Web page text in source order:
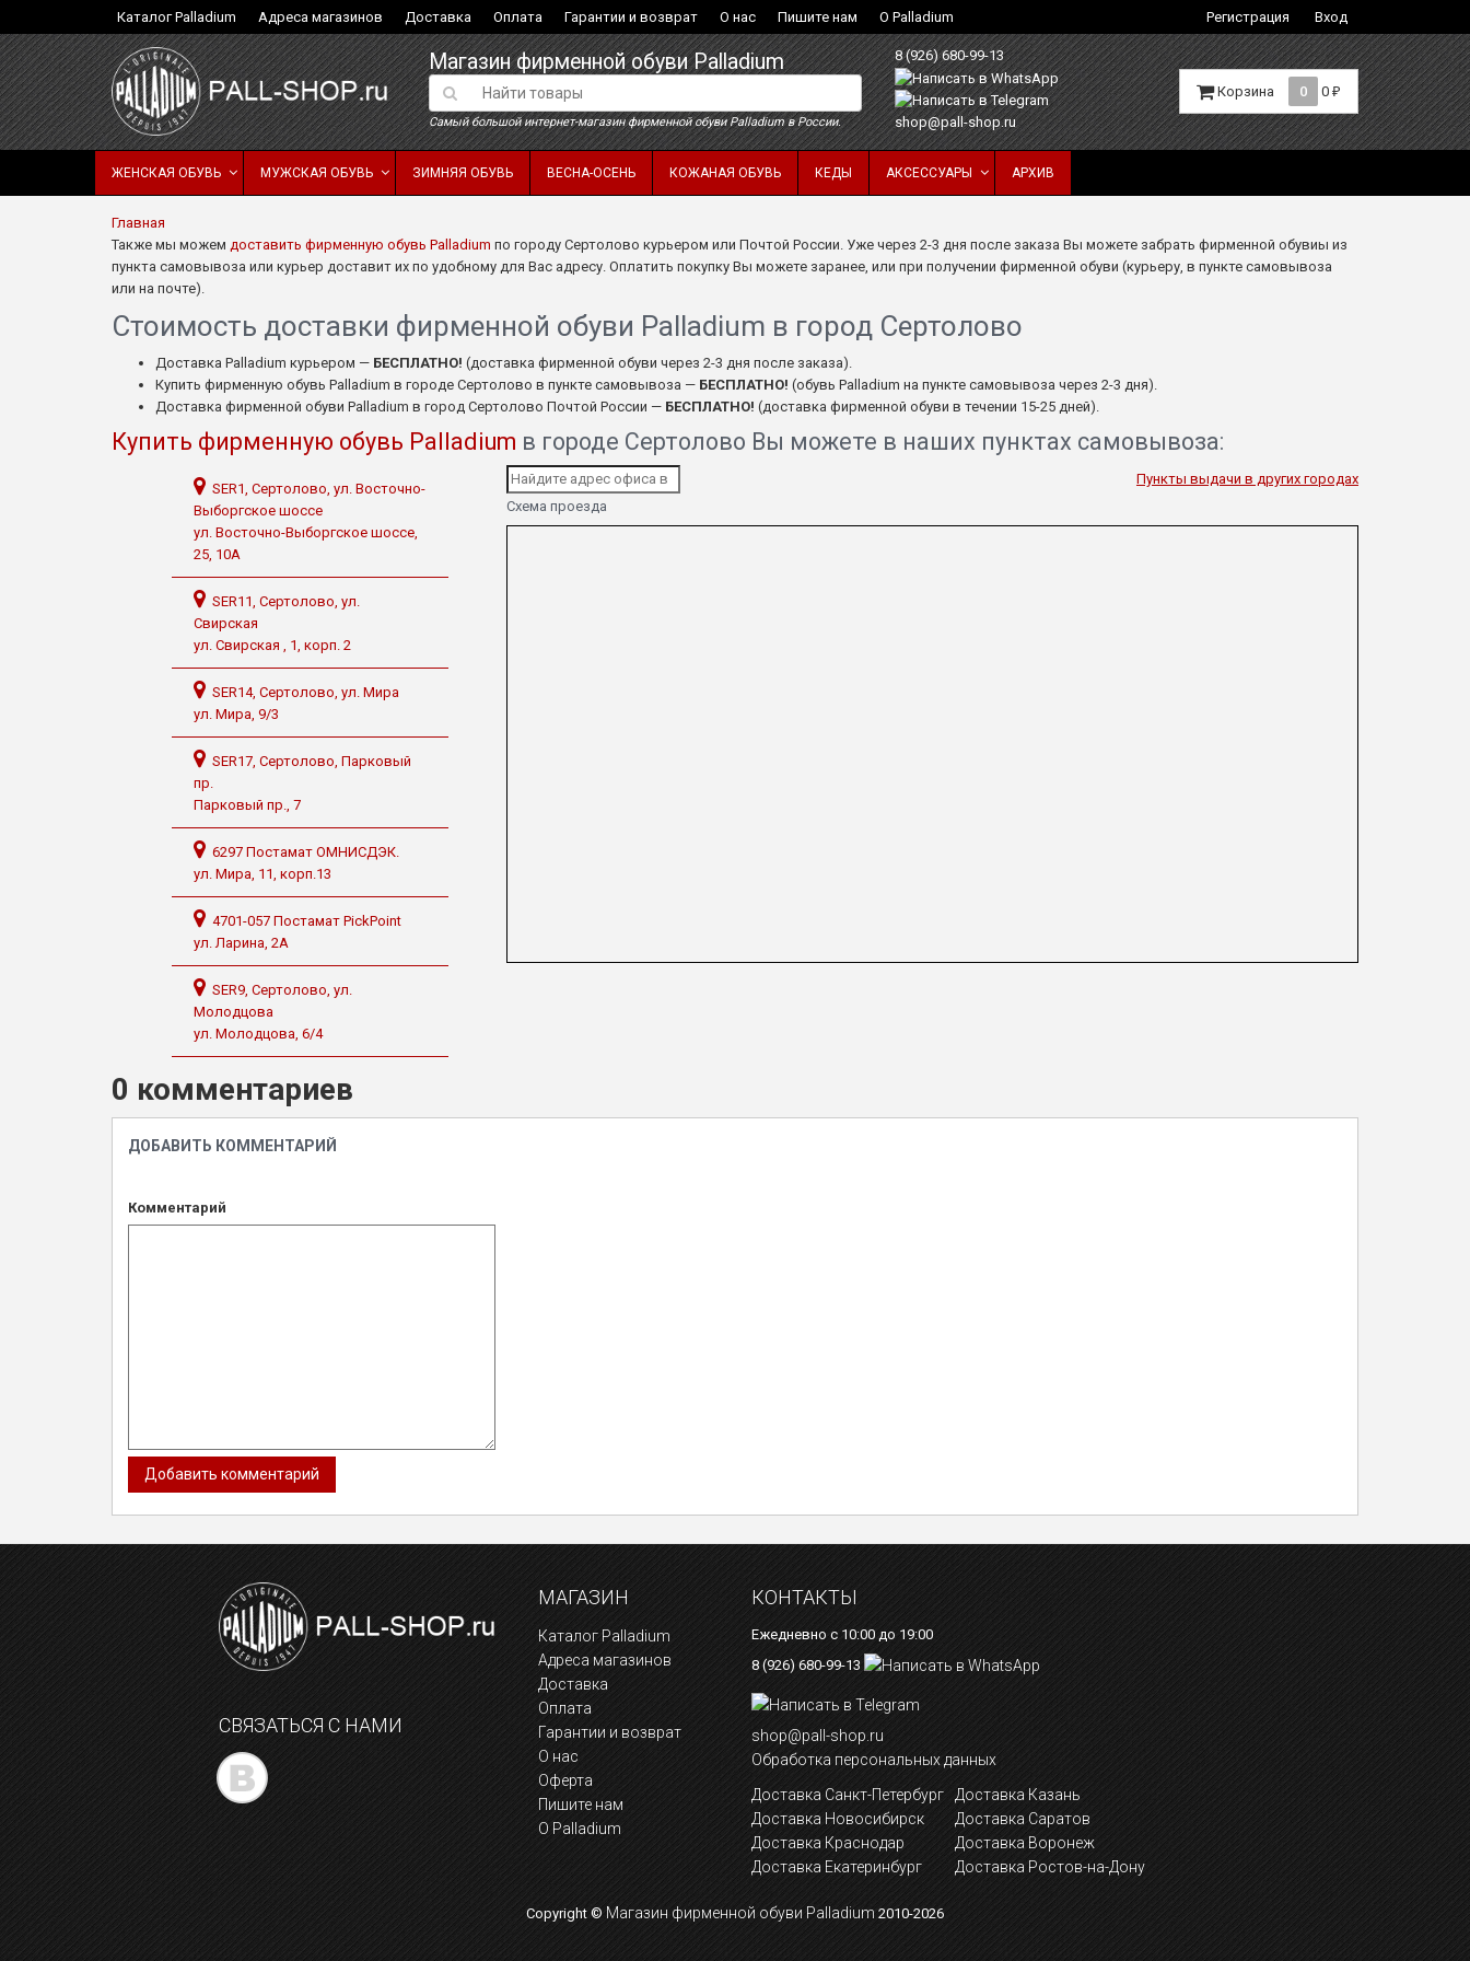
Каталог Palladium Адреса магазинов Доставка Оплата Гарантии и возврат О нас Пишите нам О Palladium Регистрация Вход
Магазин фирменной обуви Palladium
Самый большой интернет-магазин фирменной обуви Palladium в России.
8 (926) 680-99-13
shop@pall-shop.ru
Корзина 0 0 ₽
ЖЕНСКАЯ ОБУВЬ МУЖСКАЯ ОБУВЬ ЗИМНЯЯ ОБУВЬ ВЕСНА-ОСЕНЬ КОЖАНАЯ ОБУВЬ КЕДЫ АКСЕССУАРЫ АРХИВ
Главная
Также мы можем доставить фирменную обувь Palladium по городу Сертолово курьером или Почтой России. Уже через 2-3 дня после заказа Вы можете забрать фирменной обувиы из
пункта самовывоза или курьер доставит их по удобному для Вас адресу. Оплатить покупку Вы можете заранее, или при получении фирменной обуви (курьеру, в пункте самовывоза
или на почте).
Стоимость доставки фирменной обуви Palladium в город Сертолово
Доставка Palladium курьером — БЕСПЛАТНО! (доставка фирменной обуви через 2-3 дня после заказа).
Купить фирменную обувь Palladium в городе Сертолово в пункте самовывоза — БЕСПЛАТНО! (обувь Palladium на пункте самовывоза через 2-3 дня).
Доставка фирменной обуви Palladium в город Сертолово Почтой России — БЕСПЛАТНО! (доставка фирменной обуви в течении 15-25 дней).
Купить фирменную обувь Palladium в городе Сертолово Вы можете в наших пунктах самовывоза:
SER1, Сертолово, ул. Восточно-
Выборгское шоссе
ул. Восточно-Выборгское шоссе,
25, 10А
SER11, Сертолово, ул.
Свирская
ул. Свирская , 1, корп. 2
SER14, Сертолово, ул. Мира
ул. Мира, 9/3
SER17, Сертолово, Парковый
пр.
Парковый пр., 7
6297 Постамат ОМНИСДЭК.
ул. Мира, 11, корп.13
4701-057 Постамат PickPoint
ул. Ларина, 2А
SER9, Сертолово, ул.
Молодцова
ул. Молодцова, 6/4
Пункты выдачи в других городах
Схема проезда
0 комментариев
ДОБАВИТЬ КОММЕНТАРИЙ
Комментарий
СВЯЗАТЬСЯ С НАМИ
МАГАЗИН
Каталог Palladium
Адреса магазинов
Доставка
Оплата
Гарантии и возврат
О нас
Оферта
Пишите нам
О Palladium
КОНТАКТЫ
Ежедневно с 10:00 до 19:00
8 (926) 680-99-13
shop@pall-shop.ru
Обработка персональных данных
Доставка Санкт-Петербург
Доставка Новосибирск
Доставка Краснодар
Доставка Екатеринбург
Доставка Казань
Доставка Саратов
Доставка Воронеж
Доставка Ростов-на-Дону
Copyright © Магазин фирменной обуви Palladium 2010-2026